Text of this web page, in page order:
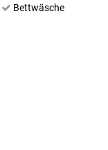
Bettwäsche